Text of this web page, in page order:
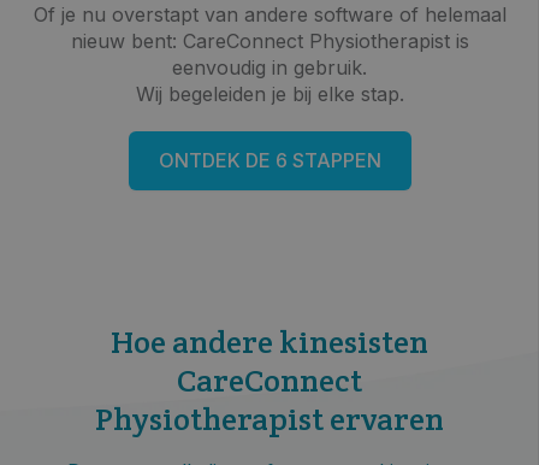
Of je nu overstapt van andere software of helemaal
nieuw bent: CareConnect Physiotherapist is
eenvoudig in gebruik.
Wij begeleiden je bij elke stap.
ONTDEK DE 6 STAPPEN
Hoe andere kinesisten
CareConnect
Physiotherapist ervaren